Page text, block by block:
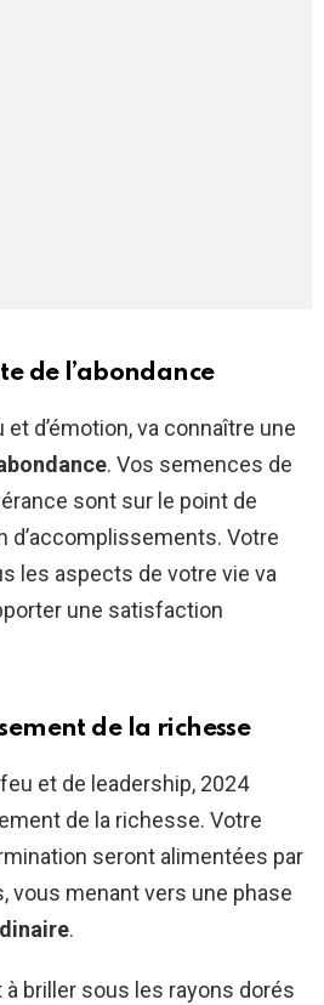
de l’abondance
et d’émotion, va connaître une
. Vos semences de
sont sur le point de
d’accomplissements. Votre
les aspects de votre vie va
une satisfaction
de la richesse
et de leadership, 2024
de la richesse. Votre
seront alimentées par
vous menant vers une phase
.
briller sous les rayons dorés